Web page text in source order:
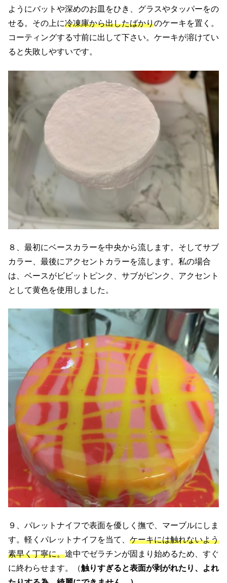
ようにバットや深めのお皿をひき、グラスやタッパーをの
せる。その上に冷凍庫から出したばかりのケーキを置く。
コーティングする寸前に出して下さい。ケーキが溶けてい
ると失敗しやすいです。
８、最初にベースカラーを中央から流します。そしてサブ
カラー、最後にアクセントカラーを流します。私の場合
は、ベースがビビットピンク、サブがピンク、アクセント
として黄色を使用しました。
９、パレットナイフで表面を優しく撫で、マーブルにしま
す。軽くパレットナイフを当て、 ケーキには触れないよう
素早く丁寧に。途中でゼラチンが固まり始めるため、すぐ
に終わらせます。（触りすぎると表面が剥がれたり、よれ